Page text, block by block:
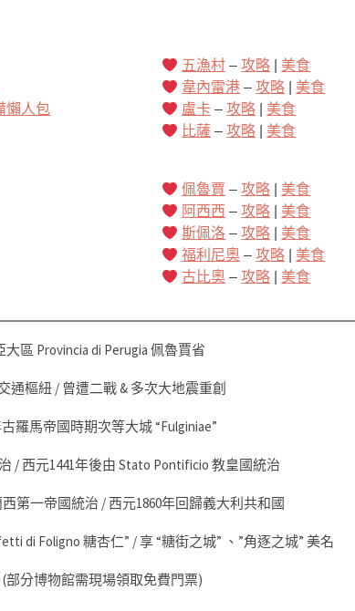
懶人包
五漁村 –攻略
美食
韋內雷港 –攻略
美食
盧卡 –攻略
美食
比薩 –攻略 美食
佩魯賈 –攻略
美食
阿西西 –攻略
美食
斯佩洛 –攻略
美食
福利尼奧 –攻略
美食
古比奧 –攻略 美食
區 Provincia di Perugia 佩魯賈省
通樞紐 / 曾遭二戰 & 多次大地震重創
羅馬帝國時期次等大城 “Fulginiae”
/ 西元1441年後由 Stato Pontificio 教皇國統治
西第一帝國統治 / 西元1860年回歸義大利共和國
di Foligno 糖杏仁” / 享 “糖街之城” 、”角逐之城” 美名
分博物館需現場領取免費門票)